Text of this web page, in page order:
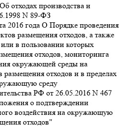
отходах производства и
N 89-ФЗ
2016 года О Порядке проведения
размещения отходов, а также
в пользовании которых
отходов, мониторинга
окружающей среды на
размещения отходов и в пределах
среду
РФ от 26.05.2016 N 467
о подтверждении
воздействия на окружающую
отходов"